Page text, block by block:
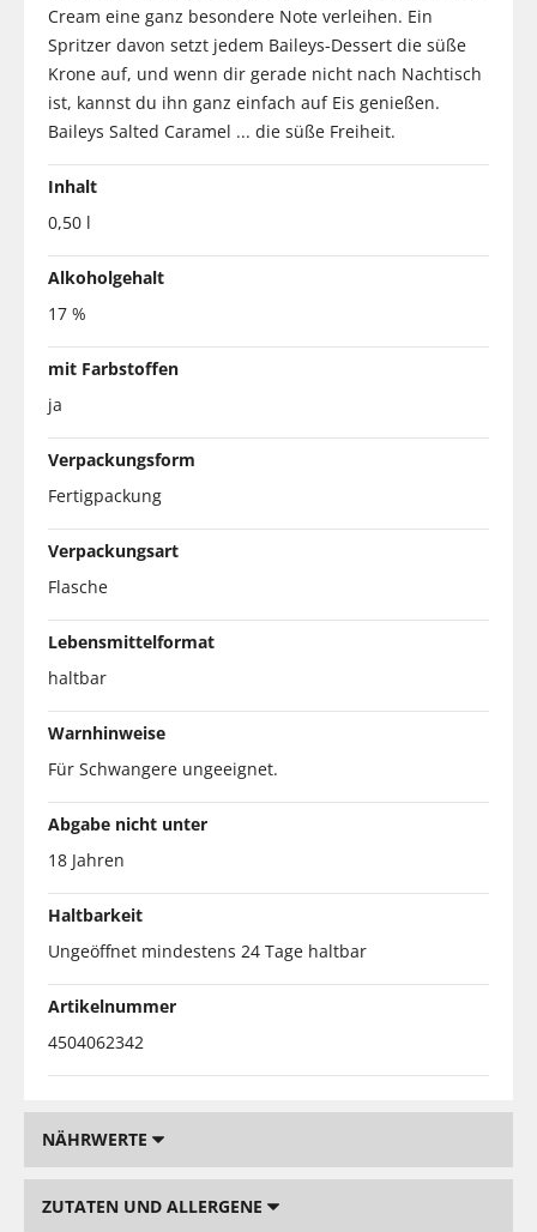
Cream eine ganz besondere Note verleihen. Ein
Spritzer davon setzt jedem Baileys-Dessert die süße
Krone auf, und wenn dir gerade nicht nach Nachtisch
ist, kannst du ihn ganz einfach auf Eis genießen.
Baileys Salted Caramel ... die süße Freiheit.
Inhalt
0,50 l
Alkoholgehalt
17 %
mit Farbstoffen
ja
Verpackungsform
Fertigpackung
Verpackungsart
Flasche
Lebensmittelformat
haltbar
Warnhinweise
Für Schwangere ungeeignet.
Abgabe nicht unter
18 Jahren
Haltbarkeit
Ungeöffnet mindestens 24 Tage haltbar
Artikelnummer
4504062342
NÄHRWERTE
ZUTATEN UND ALLERGENE